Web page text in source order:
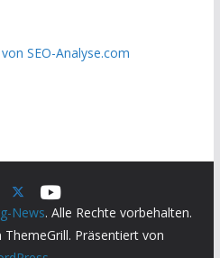
SEO-Analyse.com
News. Alle Rechte vorbehalten.
ThemeGrill. Präsentiert von